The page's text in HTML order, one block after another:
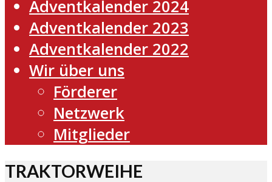
Adventkalender 2024
Adventkalender 2023
Adventkalender 2022
Wir über uns
Förderer
Netzwerk
Mitglieder
TRAKTORWEIHE